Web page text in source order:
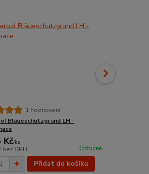
1 hodnocení
Bläueschutzgrund LH -
Kč/ks
bez DPH Dostupné
Přidat do košíku